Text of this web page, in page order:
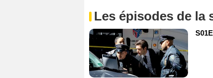
Les épisodes de la